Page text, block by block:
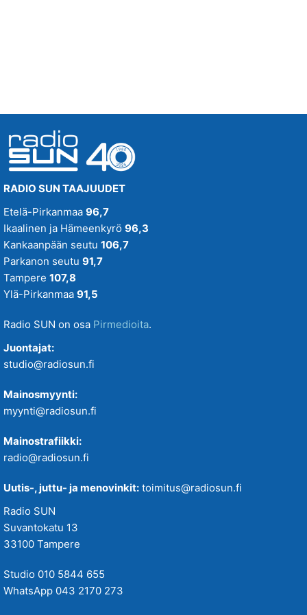
RADIO SUN TAAJUUDET
Etelä-Pirkanmaa 96,7
Ikaalinen ja Hämeenkyrö 96,3
Kankaanpään seutu 106,7
Parkanon seutu 91,7
Tampere 107,8
Ylä-Pirkanmaa 91,5
Radio SUN on osa Pirmedioita.
Juontajat:
studio@radiosun.fi
Mainosmyynti:
myynti@radiosun.fi
Mainostrafiikki:
radio@radiosun.fi
Uutis-, juttu- ja menovinkit: toimitus@radiosun.fi
Radio SUN
Suvantokatu 13
33100 Tampere
Studio 010 5844 655
WhatsApp 043 2170 273